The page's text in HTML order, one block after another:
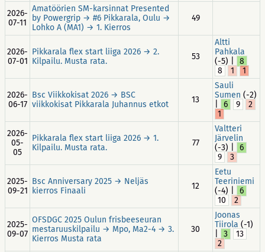
2026-
07-11
Amatöörien SM-karsinnat Presented
by Powergrip → #6 Pikkarala, Oulu →
Lohko A (MA1) → 1. Kierros
49
2026-
07-01
Pikkarala flex start liiga 2026 → 2.
Kilpailu. Musta rata.
53
Altti
Pahkala
(-5) |
8
8
1 1
2026-
06-17
Bsc Viikkokisat 2026 → BSC
viikkokisat Pikkarala Juhannus etkot
13
Sauli
Sumen (-2)
6 9
2
1
2026-
05-
05
Pikkarala flex start liiga 2026 → 1.
Kilpailu. Musta rata.
77
Valtteri
Järvelin
(-3) |
6
9
3
2025-
09-21
Bsc Anniversary 2025 → Neljäs
kierros Finaali
12
Eetu
Teeriniemi
(-4) |
6
10
2
2025-
09-07
OFSDGC 2025 Oulun frisbeeseuran
mestaruuskilpailu → Mpo, Ma2-4 → 3.
Kierros Musta rata
30
Joonas
Tiirola (-1)
3
13
2